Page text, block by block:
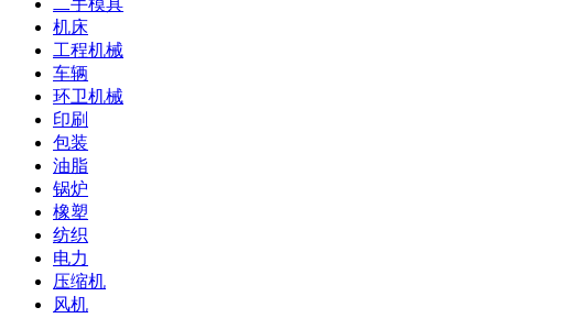
机床
工程机械
车辆
环卫机械
印刷
包装
油脂
锅炉
橡塑
纺织
电力
压缩机
风机